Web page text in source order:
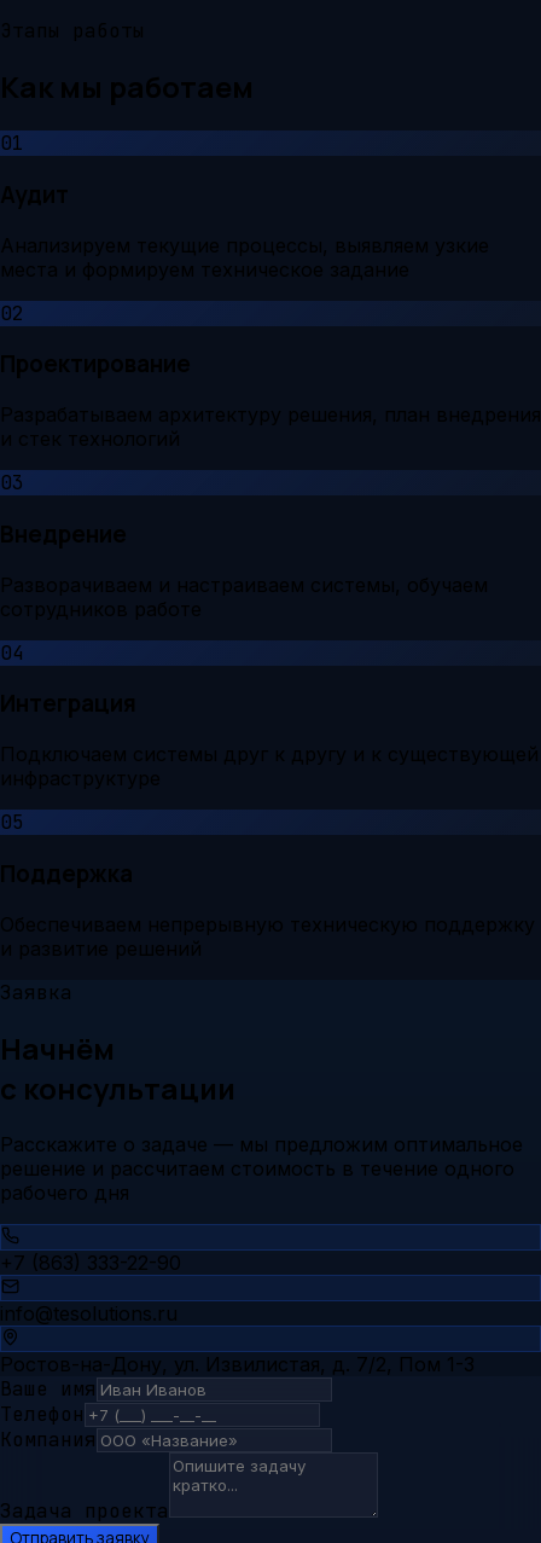
Этапы работы
Как мы работаем
01
Аудит
Анализируем текущие процессы, выявляем узкие
места и формируем техническое задание
02
Проектирование
Разрабатываем архитектуру решения, план внедрения
и стек технологий
03
Внедрение
Разворачиваем и настраиваем системы, обучаем
сотрудников работе
04
Интеграция
Подключаем системы друг к другу и к существующей
инфраструктуре
05
Поддержка
Обеспечиваем непрерывную техническую поддержку
и развитие решений
Заявка
Начнём
с консультации
Расскажите о задаче — мы предложим оптимальное
решение и рассчитаем стоимость в течение одного
рабочего дня
+7 (863) 333-22-90
info@tesolutions.ru
Ростов-на-Дону, ул. Извилистая, д. 7/2, Пом 1-3
Ваше имя
Телефон
Компания
Задача проекта
Отправить заявку